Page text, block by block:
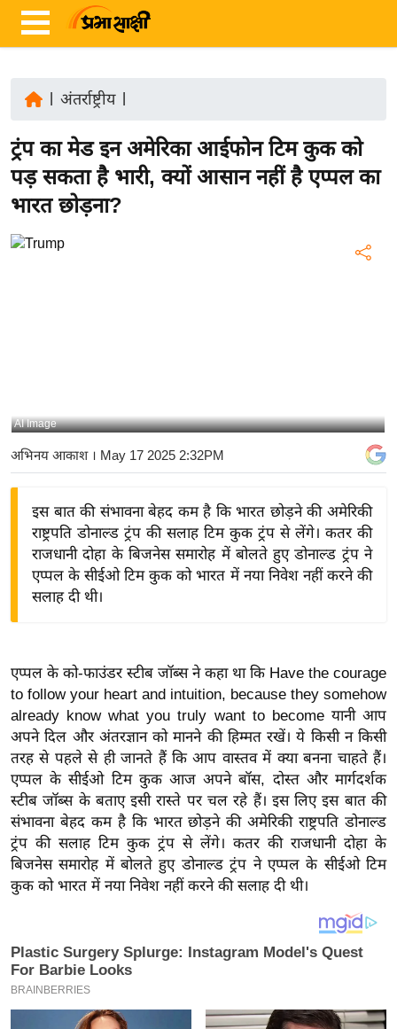
ज़ा
ख
ब
र
रा
य
बि
ज़
द्यो
वि
शे
ष
ज्ञ
रा
य
ब
ज
ट
क्रि
के
ट
अंतर्राष्ट्रीय|
ट्रंप का मेड इन अमेरिका आईफोन टिम कुक को
पड़ सकता है भारी, क्यों आसान नहीं है एप्पल का
भारत छोड़ना?
AI Image
अभिनय आकाश। May 17 2025 2:32PM
इस बात की संभावना बेहद कम है कि भारत छोड़ने की अमेरिकी
राष्ट्रपति डोनाल्ड ट्रंप की सलाह टिम कुक ट्रंप से लेंगे। कतर की
राजधानी दोहा के बिजनेस समारोह में बोलते हुए डोनाल्ड ट्रंप ने
एप्पल के सीईओ टिम कुक को भारत में नया निवेश नहीं करने की
सलाह दी थी।
एप्पल के को-फाउंडर स्टीब जॉब्स ने कहा था कि Have the courage
to follow your heart and intuition, because they somehow
already know what you truly want to become यानी आप
अपने दिल और अंतरज्ञान को मानने की हिम्मत रखें। ये किसी न किसी
तरह से पहले से ही जानते हैं कि आप वास्तव में क्या बनना चाहते हैं।
एप्पल के सीईओ टिम कुक आज अपने बॉस, दोस्त और मार्गदर्शक
स्टीब जॉब्स के बताए इसी रास्ते पर चल रहे हैं। इस लिए इस बात की
संभावना बेहद कम है कि भारत छोड़ने की अमेरिकी राष्ट्रपति डोनाल्ड
ट्रंप की सलाह टिम कुक ट्रंप से लेंगे। कतर की राजधानी दोहा के
बिजनेस समारोह में बोलते हुए डोनाल्ड ट्रंप ने एप्पल के सीईओ टिम
कुक को भारत में नया निवेश नहीं करने की सलाह दी थी।